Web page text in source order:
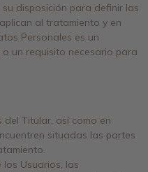
disposición para definir las
al tratamiento y en
Personales es un
un requisito necesario para
Titular, así como en
situadas las partes
Usuarios, las